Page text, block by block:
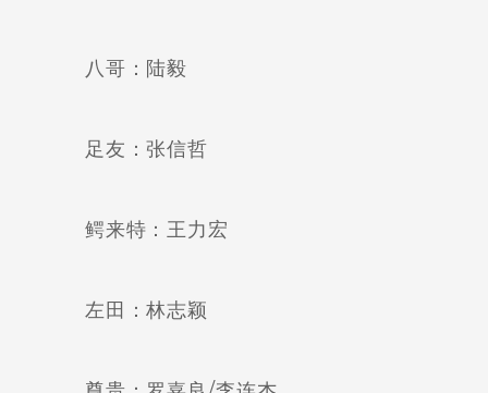
八哥：陆毅
足友：张信哲
鳄来特：王力宏
左田：林志颖